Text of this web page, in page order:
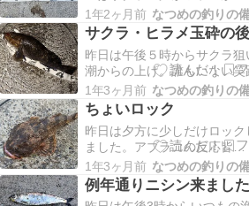
ず。食わせようとワームサイ
げても乗せられず・・・。
ィッシュか・・・釣れれば何
たいな笑しかし全く何の魚も
てくれません。とりあえずガ
ルス投入！！２連チャンHIT
で魚の引きは味わったので少
なった。波が出てきたので内
ラメ入ってきそうなの…
1年2ヶ月前 なつめの釣りの
サクラ・ヒラメ玉砕の
昨日は午後５時からサクラ狙
潮からの上げ。誰もいない笑
何もない・・・。素振り終了
メ狙い！だめだ！ソイ狙い！
何かバイト！強い！サクラで
てきたか！？なかなか見えな
れ、思ってたのと違った。で
なアブラコ！！その後ソイを
アタリなし。終了。なか…
1年3ヶ月前 なつめの釣りの
ちょいロック
昨日は夕方に少しだけロック
ました。アブラコの反応皆
無・・・。先端が空いたので
波が少しあってやりにくいで
んな中バイトしてきました！
1年3ヶ月前 なつめの釣りの
例年通りニシン来ました